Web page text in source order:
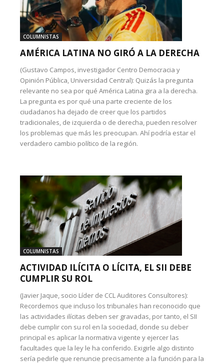
COLUMNISTAS
AMÉRICA LATINA NO GIRÓ A LA DERECHA
(Gustavo Campos, investigador Centro Democracia y
Opinión Pública, Universidad Central): Quizás la pregunta
relevante no sea por qué América Latina gira a la derecha.
La pregunta es por qué una parte creciente de los
ciudadanos ha dejado de creer que los partidos
tradicionales, de izquierda o de derecha, pueden resolver
los problemas que más les preocupan. Ahí podría estar el
verdadero cambio político de la región.
COLUMNISTAS
ACTIVIDAD ILÍCITA O LÍCITA, EL SII DEBE
CUMPLIR SU ROL
(Javier Jaque, socio Líder de CCL Auditores Consultores):
Recordemos que incluso los tribunales han reconocido que
las actividades ilícitas deben ser gravadas, por tanto, el SII
debe cumplir con su rol en la sociedad, donde su deber
principal es aplicar la normativa vigente y ejercer las
facultades que la ley le ha conferido. Exigirle algo distinto
sería pedirle que renuncie precisamente a la función para la